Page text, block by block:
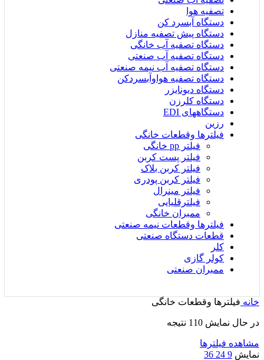
تصفیه هوا
دستگاه آبسرد کن
دستگاه پیش تصفیه منازل
دستگاه تصفیه آب خانگی
دستگاه تصفیه آب صنعتی
دستگاه تصفیه آب نیمه صنعتی
دستگاه تصفیه هواوآبسردکن
دستگاه دیونایزر
دستگاه کلرزن
دستگاههای EDI
رزین
فیلترها وقطعات خانگی
فیلتر pp خانگی
فیلتر پست کربن
فیلتر کربن بلاک
فیلتر کربن پودری
فیلتر مینرال
فیلترقلیایی
ممبران خانگی
فیلترها وقطعات نیمه صنعتی
قطعات دستگاه صنعتی
کلر
کولر گازی
ممبران صنعتی
خانه فیلترها وقطعات خانگی
در حال نمایش 110 نتیجه
مشاهده فیلترها
نمایش 9
24
36